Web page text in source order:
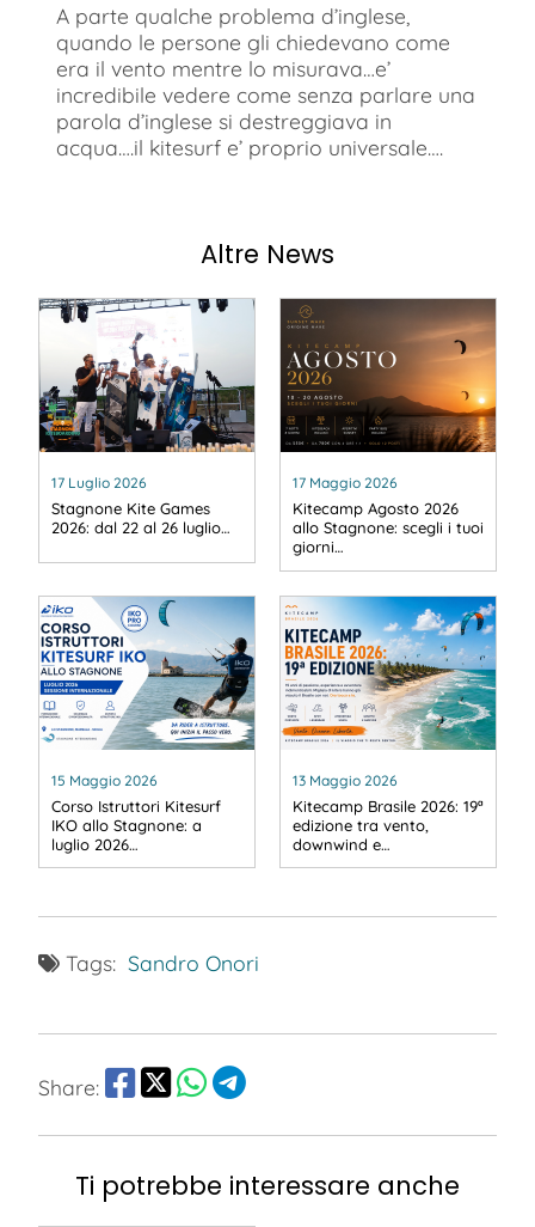
A parte qualche problema d’inglese,
quando le persone gli chiedevano come
era il vento mentre lo misurava…e’
incredibile vedere come senza parlare una
parola d’inglese si destreggiava in
acqua….il kitesurf e’ proprio universale….
Altre News
17 Luglio 2026
Stagnone Kite Games
2026: dal 22 al 26 luglio…
17 Maggio 2026
Kitecamp Agosto 2026
allo Stagnone: scegli i tuoi
giorni…
15 Maggio 2026
Corso Istruttori Kitesurf
IKO allo Stagnone: a
luglio 2026…
13 Maggio 2026
Kitecamp Brasile 2026: 19ª
edizione tra vento,
downwind e…
Tags: Sandro Onori
Share:
Ti potrebbe interessare anche